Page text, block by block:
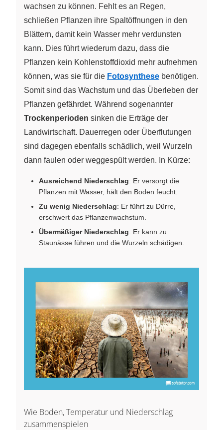
wachsen zu können. Fehlt es an Regen,
schließen Pflanzen ihre Spaltöffnungen in den
Blättern, damit kein Wasser mehr verdunsten
kann. Dies führt wiederum dazu, dass die
Pflanzen kein Kohlenstoffdioxid mehr aufnehmen
können, was sie für die Fotosynthese benötigen.
Somit sind das Wachstum und das Überleben der
Pflanzen gefährdet. Während sogenannter
Trockenperioden sinken die Erträge der
Landwirtschaft. Dauerregen oder Überflutungen
sind dagegen ebenfalls schädlich, weil Wurzeln
dann faulen oder weggespült werden. In Kürze:
Ausreichend Niederschlag: Er versorgt die
Pflanzen mit Wasser, hält den Boden feucht.
Zu wenig Niederschlag: Er führt zu Dürre,
erschwert das Pflanzenwachstum.
Übermäßiger Niederschlag: Er kann zu
Staunässe führen und die Wurzeln schädigen.
Wie Boden, Temperatur und Niederschlag
zusammenspielen